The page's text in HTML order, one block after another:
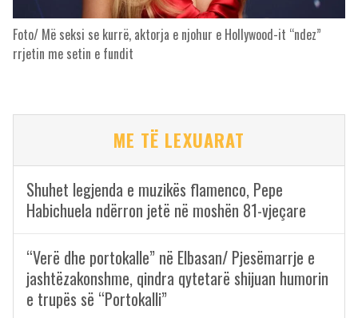
Foto/ Më seksi se kurrë, aktorja e njohur e Hollywood-it “ndez”
rrjetin me setin e fundit
ME TË LEXUARAT
Shuhet legjenda e muzikës flamenco, Pepe
Habichuela ndërron jetë në moshën 81-vjeçare
“Verë dhe portokalle” në Elbasan/ Pjesëmarrje e
jashtëzakonshme, qindra qytetarë shijuan humorin
e trupës së “Portokalli”